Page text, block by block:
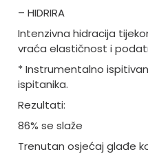
– HIDRIRA
Intenzivna hidracija
vraća elastičnost i
* Instrumentalno
ispitanika.
Rezultati:
86% se slaže
Trenutan osjećaj glađe